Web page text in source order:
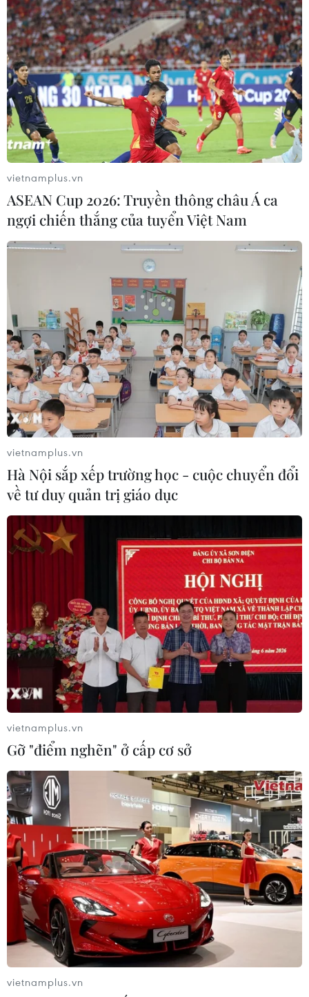
TIN CÙNG CHUYÊN MỤC
Mỹ có đang chuẩn bị một
chiến lược mới nhằm vào Iran?
07/08/2026 10:08
Mỹ can thiệp khẩn cấp, ngăn
Israel mở rộng đòn trừng phạt
Hezbollah
07/08/2026 02:31
vietnamplus.vn
ASEAN Cup 2026: Truyền thông châu Á ca
ngợi chiến thắng của tuyển Việt Nam
vietnamplus.vn
Hà Nội sắp xếp trường học - cuộc chuyển đổi
về tư duy quản trị giáo dục
vietnamplus.vn
Gỡ "điểm nghẽn" ở cấp cơ sở
vietnamplus.vn